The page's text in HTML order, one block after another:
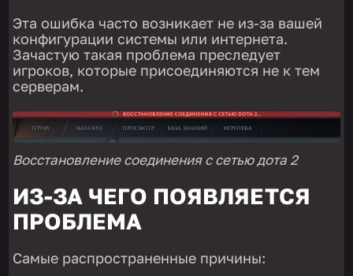
Эта ошибка часто возникает не из-за вашей
конфигурации системы или интернета.
Зачастую такая проблема преследует
игроков, которые присоединяются не к тем
серверам.
Восстановление соединения с сетью дота 2
ИЗ-ЗА ЧЕГО ПОЯВЛЯЕТСЯ
ПРОБЛЕМА
Самые распространенные причины: